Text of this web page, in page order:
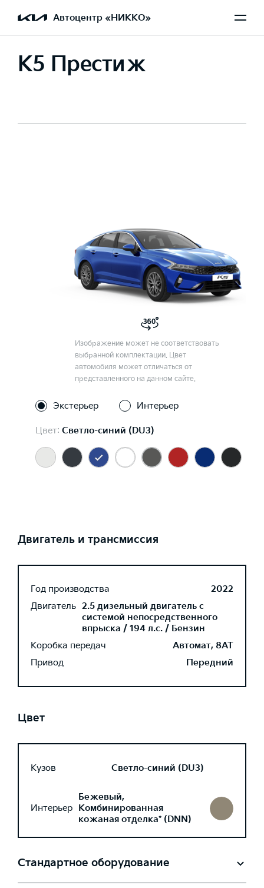
Автоцентр «НИККО»
K5 Престиж
Изображение может не соответствовать
выбранной комплектации. Цвет
автомобиля может отличаться от
представленного на данном сайте.
Экстерьер Интерьер
Цвет: Светло-синий (DU3)
Двигатель и трансмиссия
Год производства
2022
Двигатель 2.5 дизельный двигатель с
системой непосредственного
впрыска / 194 л.с. / Бензин
Коробка передач
Автомат, 8AT
Привод
Передний
Цвет
Кузов Светло-синий (DU3)
Интерьер
Бежевый,
Комбинированная
кожаная отделка* (DNN)
Стандартное оборудование